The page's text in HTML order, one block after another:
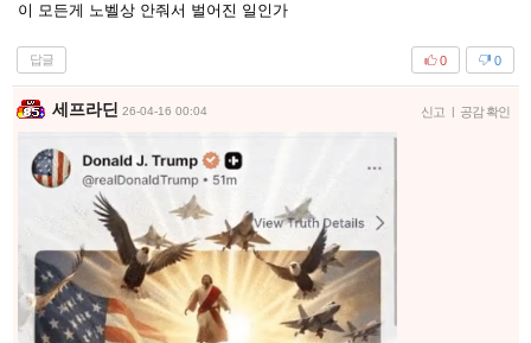
이 모든게 노벨상 안줘서 벌어진 일인가
답글 0
0
세프라딘 26-04-16 00:04 신고 | 공감 확인